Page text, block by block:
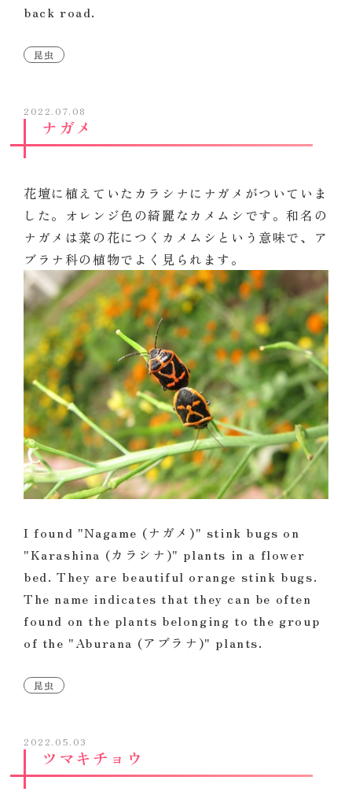
back road.
昆虫
2022.07.08
ナガメ
花壇に植えていたカラシナにナガメがついていま
した。オレンジ色の綺麗なカメムシです。和名の
ナガメは菜の花につくカメムシという意味で、ア
ブラナ科の植物でよく見られます。
I found "Nagame (ナガメ)" stink bugs on
"Karashina (カラシナ)" plants in a flower
bed. They are beautiful orange stink bugs.
The name indicates that they can be often
found on the plants belonging to the group
of the "Aburana (アブラナ)" plants.
昆虫
2022.05.03
ツマキチョウ